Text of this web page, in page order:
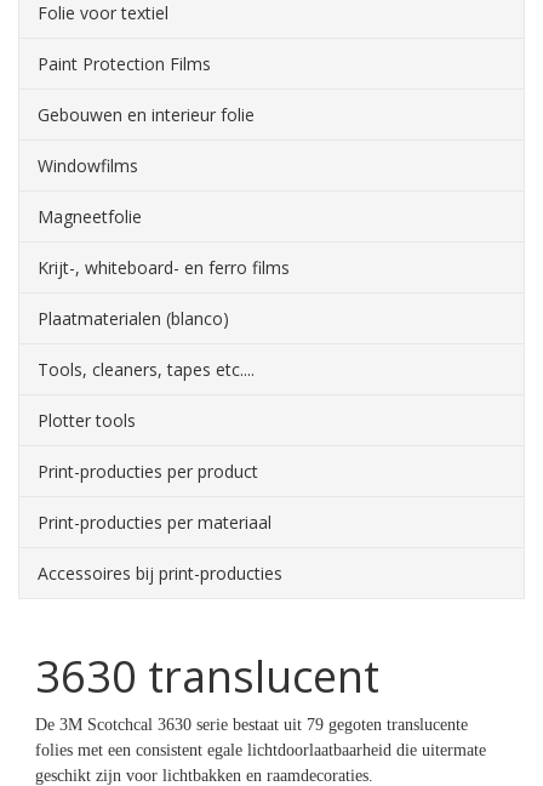
Folie voor textiel
Paint Protection Films
Gebouwen en interieur folie
Windowfilms
Magneetfolie
Krijt-, whiteboard- en ferro films
Plaatmaterialen (blanco)
Tools, cleaners, tapes etc....
Plotter tools
Print-producties per product
Print-producties per materiaal
Accessoires bij print-producties
3630 translucent
De 3M Scotchcal 3630 serie bestaat uit 79 gegoten translucente
folies met een consistent egale lichtdoorlaatbaarheid die uitermate
geschikt zijn voor lichtbakken en raamdecoraties.